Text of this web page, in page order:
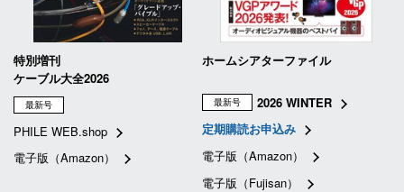
特別増刊
ケーブル大全2026
最新号
PHILE WEB.shop
電子版（Amazon）
ホームシアターファイル
最新号
2026 WINTER
定期購読お申込み
電子版（Amazon）
電子版（Fujisan）